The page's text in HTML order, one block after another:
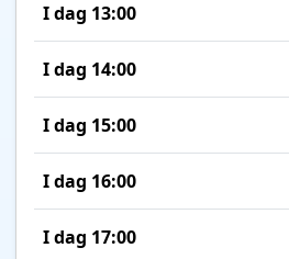
I dag 13:00
I dag 14:00
I dag 15:00
I dag 16:00
I dag 17:00